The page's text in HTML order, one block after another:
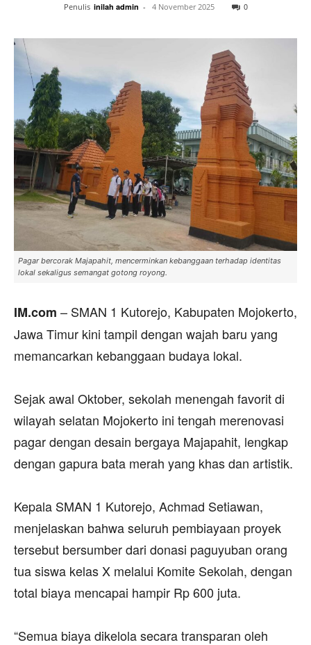
Penulis inilah admin - 4 November 2025 0
Pagar bercorak Majapahit, mencerminkan kebanggaan terhadap identitas
lokal sekaligus semangat gotong royong.
IM.com – SMAN 1 Kutorejo, Kabupaten Mojokerto,
Jawa Timur kini tampil dengan wajah baru yang
memancarkan kebanggaan budaya lokal.
‎Sejak awal Oktober, sekolah menengah favorit di
wilayah selatan Mojokerto ini tengah merenovasi
pagar dengan desain bergaya Majapahit, lengkap
dengan gapura bata merah yang khas dan artistik.
‎Kepala SMAN 1 Kutorejo, Achmad Setiawan,
menjelaskan bahwa seluruh pembiayaan proyek
tersebut bersumber dari donasi paguyuban orang
tua siswa kelas X melalui Komite Sekolah, dengan
total biaya mencapai hampir Rp 600 juta.
‎“Semua biaya dikelola secara transparan oleh